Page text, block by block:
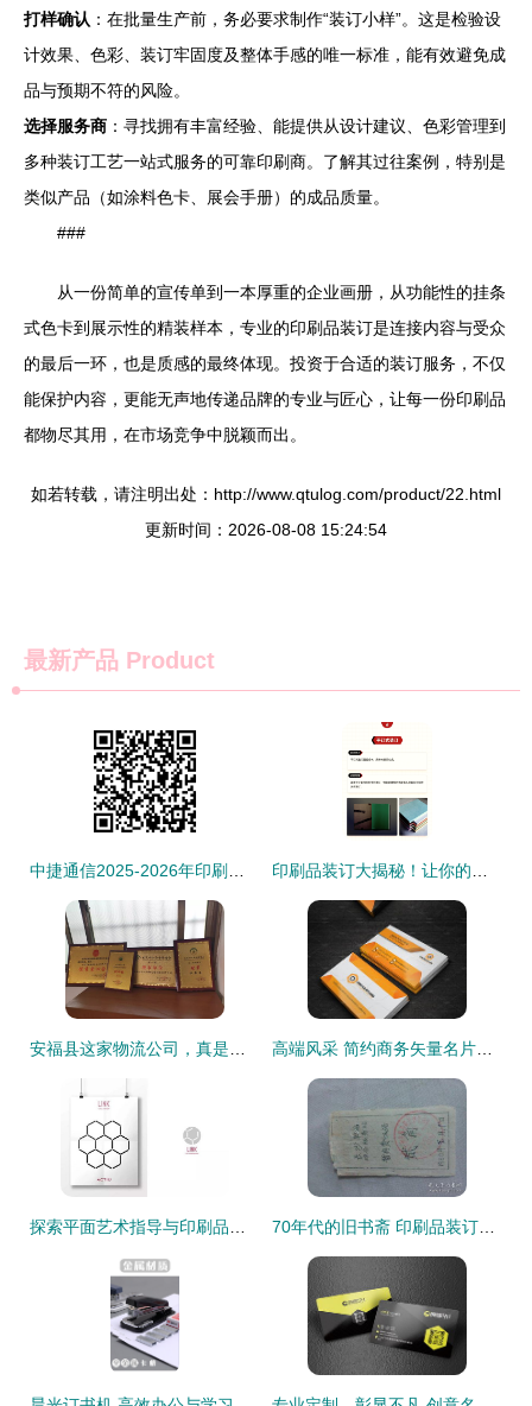
打样确认 ：在批量生产前，务必要求制作“装订小样”。这是检验设
计效果、色彩、装订牢固度及整体手感的唯一标准，能有效避免成
品与预期不符的风险。
选择服务商 ：寻找拥有丰富经验、能提供从设计建议、色彩管理到
多种装订工艺一站式服务的可靠印刷商。了解其过往案例，特别是
类似产品（如涂料色卡、展会手册）的成品质量。
###
从一份简单的宣传单到一本厚重的企业画册，从功能性的挂条
式色卡到展示性的精装样本，专业的印刷品装订是连接内容与受众
的最后一环，也是质感的最终体现。投资于合适的装订服务，不仅
能保护内容，更能无声地传递品牌的专业与匠心，让每一份印刷品
都物尽其用，在市场竞争中脱颖而出。
如若转载，请注明出处：http://www.qtulog.com/product/22.html
更新时间：2026-08-08 15:24:54
最新产品 Product